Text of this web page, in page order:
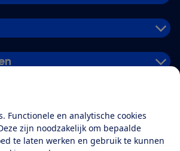
Functionele en analytische cookies
zijn noodzakelijk om bepaalde
te laten werken en gebruik te kunnen